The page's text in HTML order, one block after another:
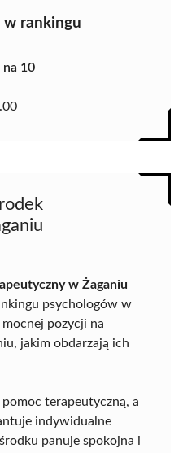
w rankingu
na 10
w Żaganiu
psychologów w
pozycji na
jakim obdarzają ich
terapeutyczną, a
indywidualne
panuje spokojna i